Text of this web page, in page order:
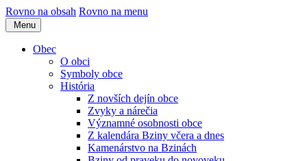
Rovno na obsah Rovno na menu
Menu
Obec
O obci
Symboly obce
História
Z novších dejín obce
Zvyky a nárečia
Významné osobnosti obce
Z kalendára Bziny včera a dnes
Kamenárstvo na Bzinách